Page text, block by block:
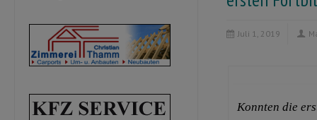
Juli 1, 2019
Konnten die